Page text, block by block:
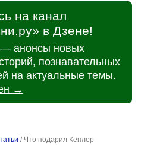
на канал
в Дзене!
анонсы новых
познавательных
на актуальные темы.
→
/ Что подарил Кеплер